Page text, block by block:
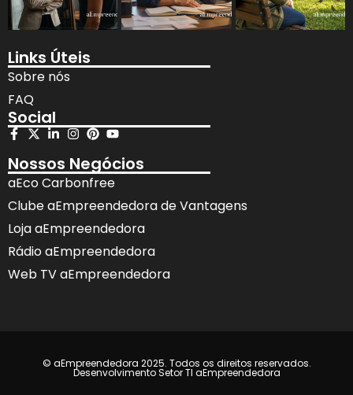
Links Úteis
Sobre nós
FAQ
Social
Nossos Negócios
aEco Carbonfree
Clube aEmpreendedora de Vantagens
Loja aEmpreendedora
Rádio aEmpreendedora
Web TV aEmpreendedora
© aEmpreendedora 2025. Todos os direitos reservados.
Desenvolvimento Setor TI aEmpreendedora